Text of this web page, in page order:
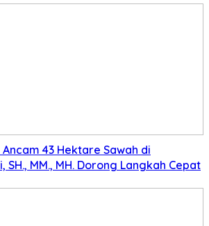
43 Hektare Sawah di
SH., MM., MH. Dorong Langkah Cepat